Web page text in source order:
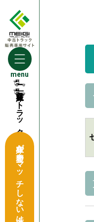
menu
トラック買取窓口
在庫が希望をマッチしない方はこちら